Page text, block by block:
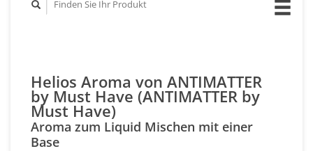
Helios Aroma von ANTIMATTER
by Must Have (ANTIMATTER by
Must Have)
Aroma zum Liquid Mischen mit einer
Base